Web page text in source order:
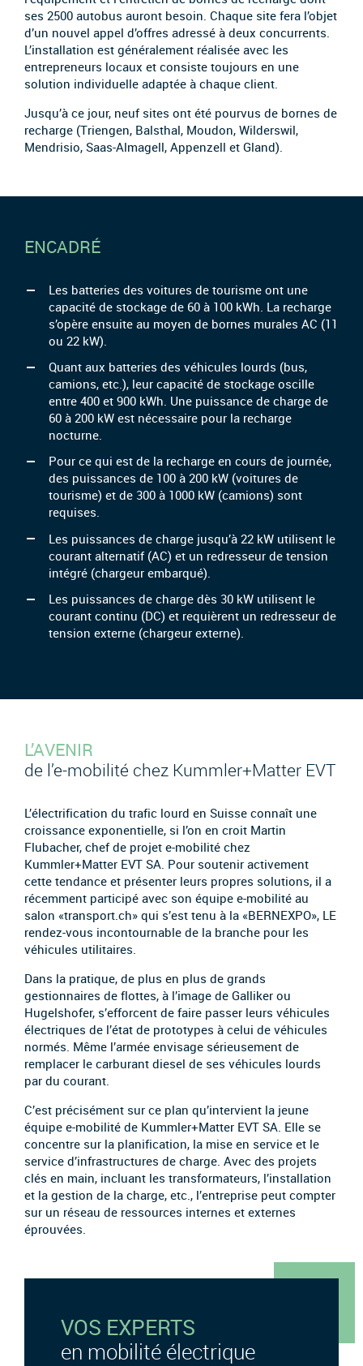
ses 2500 autobus auront besoin. Chaque site fera l’objet
d’un nouvel appel d’offres adressé à deux concurrents.
L’installation est généralement réalisée avec les
entrepreneurs locaux et consiste toujours en une
solution individuelle adaptée à chaque client.
Jusqu’à ce jour, neuf sites ont été pourvus de bornes de
recharge (Triengen, Balsthal, Moudon, Wilderswil,
Mendrisio, Saas-Almagell, Appenzell et Gland).
ENCADRÉ
Les batteries des voitures de tourisme ont une
capacité de stockage de 60 à 100 kWh. La recharge
s’opère ensuite au moyen de bornes murales AC (11
ou 22 kW).
Quant aux batteries des véhicules lourds (bus,
camions, etc.), leur capacité de stockage oscille
entre 400 et 900 kWh. Une puissance de charge de
60 à 200 kW est nécessaire pour la recharge
nocturne.
Pour ce qui est de la recharge en cours de journée,
des puissances de 100 à 200 kW (voitures de
tourisme) et de 300 à 1000 kW (camions) sont
requises.
Les puissances de charge jusqu’à 22 kW utilisent le
courant alternatif (AC) et un redresseur de tension
intégré (chargeur embarqué).
Les puissances de charge dès 30 kW utilisent le
courant continu (DC) et requièrent un redresseur de
tension externe (chargeur externe).
L’AVENIR
de l’e-mobilité chez Kummler+Matter EVT
L’électrification du trafic lourd en Suisse connaît une
croissance exponentielle, si l’on en croit Martin
Flubacher, chef de projet e-mobilité chez
Kummler+Matter EVT SA. Pour soutenir activement
cette tendance et présenter leurs propres solutions, il a
récemment participé avec son équipe e-mobilité au
salon «transport.ch» qui s’est tenu à la «BERNEXPO», LE
rendez-vous incontournable de la branche pour les
véhicules utilitaires.
Dans la pratique, de plus en plus de grands
gestionnaires de flottes, à l’image de Galliker ou
Hugelshofer, s’efforcent de faire passer leurs véhicules
électriques de l’état de prototypes à celui de véhicules
normés. Même l’armée envisage sérieusement de
remplacer le carburant diesel de ses véhicules lourds
par du courant.
C’est précisément sur ce plan qu’intervient la jeune
équipe e-mobilité de Kummler+Matter EVT SA. Elle se
concentre sur la planification, la mise en service et le
service d’infrastructures de charge. Avec des projets
clés en main, incluant les transformateurs, l’installation
et la gestion de la charge, etc., l’entreprise peut compter
sur un réseau de ressources internes et externes
éprouvées.
VOS EXPERTS
en mobilité électrique